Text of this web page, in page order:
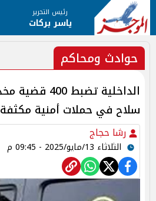
رئيس التحرير
ياسر بركات
حوادث ومحاكم
سلاح في حملات أمنية مكثفة
رشا حجاج
الثلاثاء 13/مايو/2025 - 09:45 م